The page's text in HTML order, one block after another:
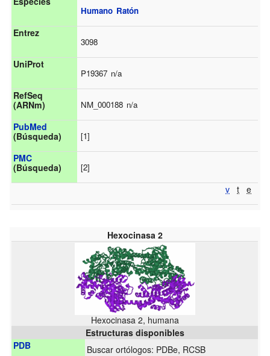
Humano Ratón
Entrez
3098
UniProt
P19367 n/a
RefSeq
(ARNm)
NM_000188 n/a
PubMed
(Búsqueda)
[1]
PMC
(Búsqueda)
[2]
v t e
Hexocinasa 2
Hexocinasa 2, humana
Estructuras disponibles
PDB
Buscar ortólogos: PDBe, RCSB